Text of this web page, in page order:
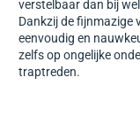
verstelbaar dan bij
Dankzij de fijnmazige
eenvoudig en
zelfs op ongelijke
traptreden.